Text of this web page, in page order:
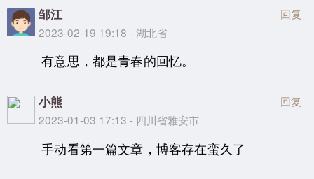
邹江
2023-02-19 19:18 - 湖北省
回复
有意思，都是青春的回忆。
小熊
2023-01-03 17:13 - 四川省雅安市
回复
手动看第一篇文章，博客存在蛮久了